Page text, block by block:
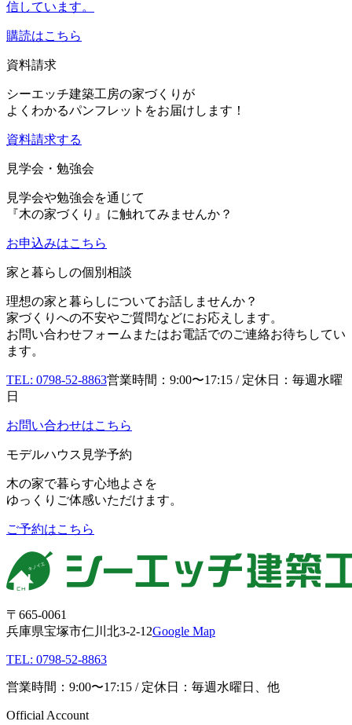
信しています。
購読はこちら
資料請求
シーエッチ建築工房の家づくりが
よくわかるパンフレットをお届けします！
資料請求する
見学会・勉強会
見学会や勉強会を通じて
『木の家づくり』に触れてみませんか？
お申込みはこちら
家と暮らしの個別相談
理想の家と暮らしについてお話しませんか？
家づくりへの不安やご質問などにお応えします。
お問い合わせフォームまたはお電話でのご連絡お待ちしてい
ます。
TEL: 0798-52-8863営業時間：9:00〜17:15 / 定休日：毎週水曜
日
お問い合わせはこちら
モデルハウス見学予約
木の家で暮らす心地よさを
ゆっくりご体感いただけます。
ご予約はこちら
〒665-0061
兵庫県宝塚市仁川北3-2-12Google Map
TEL: 0798-52-8863
営業時間：9:00〜17:15 / 定休日：毎週水曜日、他
Official Account